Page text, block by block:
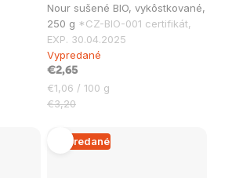
Nour sušené BIO, vykôstkované,
250 g *CZ-BIO-001 certifikát,
EXP. 30.04.2025
Vypredané
€2,65
Jednotková
cena:
€1,06 / 100 g
€3,20
Vypredané